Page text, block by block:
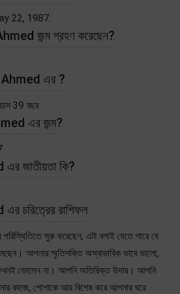
22, 1987.
জন্ম গ্রহণ করেছেন?
এর ?
39 বছর
এর জন্ম?
জাতীয়তা কি?
চরিত্রের রাশিফল
সুরু করেছেন, এটা বলাই যেতে পারে যে
আপনার স্মৃতিশক্তি অস্বাভাবিক ভাবে ভালো,
ভোলেন না। আপনি অতিরিক্ত উদার। আপনি
কাজে, পোশাকে আর বিশেষ করে আপনার ঘরে